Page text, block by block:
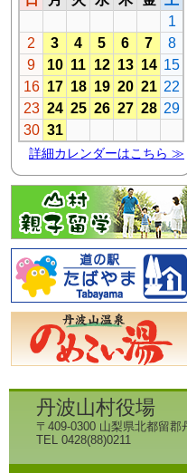
丹波山村役場
〒409-0300 山梨県北都留郡
TEL 0428(88)0211